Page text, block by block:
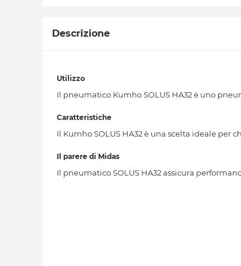
Descrizione
Utilizzo
Il pneumatico Kumho SOLUS HA32 è uno
Caratteristiche
Il Kumho SOLUS HA32 è una scelta ideale
Il parere di Midas
Il pneumatico SOLUS HA32 assicura